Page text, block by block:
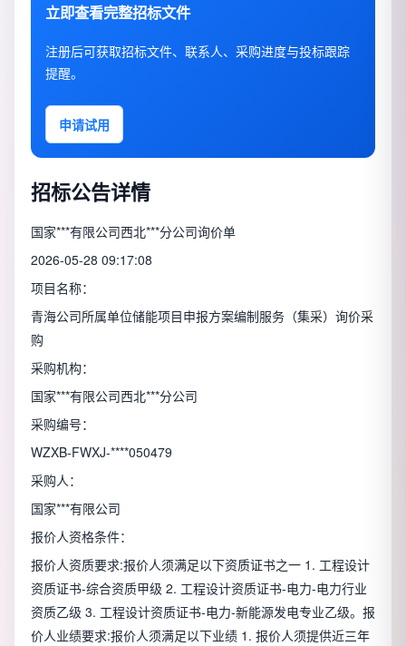
立即查看完整招标文件
注册后可获取招标文件、联系人、采购进度与投标跟踪
提醒。
申请试用
招标公告详情
国家***有限公司西北***分公司询价单
2026-05-28 09:17:08
项目名称：
青海公司所属单位储能项目申报方案编制服务（集采）询价采
购
采购机构：
国家***有限公司西北***分公司
采购编号：
WZXB-FWXJ-****050479
采购人：
国家***有限公司
报价人资格条件：
报价人资质要求:报价人须满足以下资质证书之一 1. 工程设计
资质证书-综合资质甲级 2. 工程设计资质证书-电力-电力行业
资质乙级 3. 工程设计资质证书-电力-新能源发电专业乙级。报
价人业绩要求:报价人须满足以下业绩 1. 报价人须提供近三年